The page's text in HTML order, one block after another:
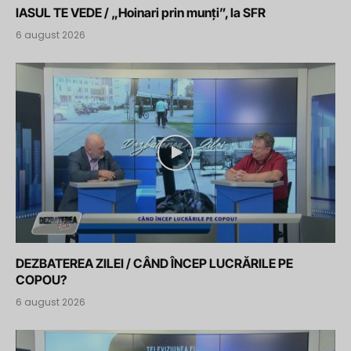
IASUL TE VEDE / „Hoinari prin munți”, la SFR
6 august 2026
DEZBATEREA ZILEI / CÂND ÎNCEP LUCRĂRILE PE
COPOU?
6 august 2026